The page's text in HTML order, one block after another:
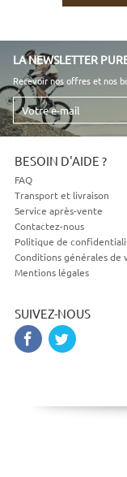
LA NEWSLETTER
Recevoir nos offres et nos
Votre
e-
mail
BESOIN D'AIDE ?
FAQ
Transport et livraison
Service après-vente
Contactez-nous
Politique de
Conditions générales de
Mentions légales
SUIVEZ-NOUS